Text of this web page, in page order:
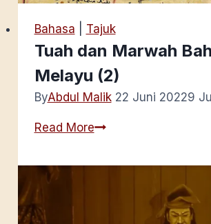
Bahasa Tajuk
Tuah dan Marwah
Melayu (2)
ByAbdul Malik 22 Juni 20229
Read MoreTuah
Marwah